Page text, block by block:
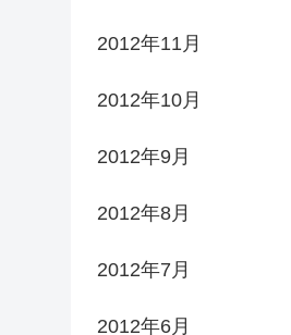
2012年11月
2012年10月
2012年9月
2012年8月
2012年7月
2012年6月